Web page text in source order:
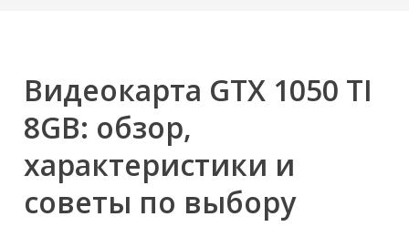
Видеокарта GTX 1050 TI
8GB: обзор,
характеристики и
советы по выбору